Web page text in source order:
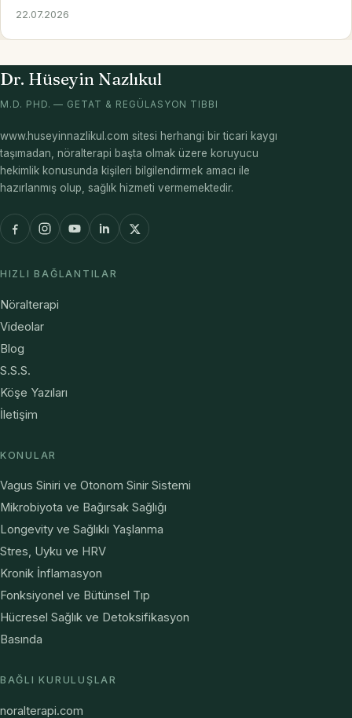
22.07.2026
Dr. Hüseyin Nazlıkul
M.D. PHD. — GETAT & REGÜLASYON TIBBI
www.huseyinnazlikul.com sitesi herhangi bir ticari kaygı
taşımadan, nöralterapi başta olmak üzere koruyucu
hekimlik konusunda kişileri bilgilendirmek amacı ile
hazırlanmış olup, sağlık hizmeti vermemektedir.
HIZLI BAĞLANTILAR
Nöralterapi
Videolar
Blog
S.S.S.
Köşe Yazıları
İletişim
KONULAR
Vagus Siniri ve Otonom Sinir Sistemi
Mikrobiyota ve Bağırsak Sağlığı
Longevity ve Sağlıklı Yaşlanma
Stres, Uyku ve HRV
Kronik İnflamasyon
Fonksiyonel ve Bütünsel Tıp
Hücresel Sağlık ve Detoksifikasyon
Basında
BAĞLI KURULUŞLAR
noralterapi.com